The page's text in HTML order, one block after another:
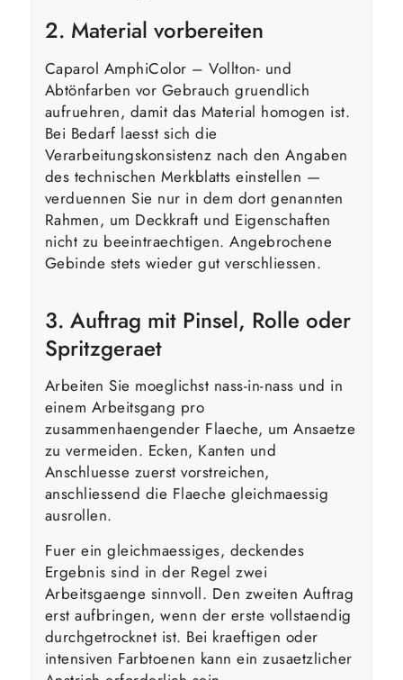
2. Material vorbereiten
Caparol AmphiColor – Vollton- und
Abtönfarben vor Gebrauch gruendlich
aufruehren, damit das Material homogen ist.
Bei Bedarf laesst sich die
Verarbeitungskonsistenz nach den Angaben
des technischen Merkblatts einstellen —
verduennen Sie nur in dem dort genannten
Rahmen, um Deckkraft und Eigenschaften
nicht zu beeintraechtigen. Angebrochene
Gebinde stets wieder gut verschliessen.
3. Auftrag mit Pinsel, Rolle oder
Spritzgeraet
Arbeiten Sie moeglichst nass-in-nass und in
einem Arbeitsgang pro
zusammenhaengender Flaeche, um Ansaetze
zu vermeiden. Ecken, Kanten und
Anschluesse zuerst vorstreichen,
anschliessend die Flaeche gleichmaessig
ausrollen.
Fuer ein gleichmaessiges, deckendes
Ergebnis sind in der Regel zwei
Arbeitsgaenge sinnvoll. Den zweiten Auftrag
erst aufbringen, wenn der erste vollstaendig
durchgetrocknet ist. Bei kraeftigen oder
intensiven Farbtoenen kann ein zusaetzlicher